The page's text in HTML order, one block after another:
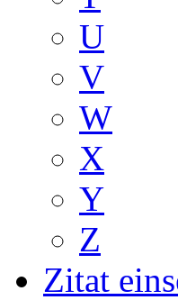
U
V
W
X
Y
Z
Zitat